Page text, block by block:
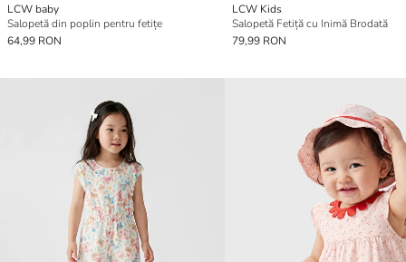
LCW baby
Salopetă din poplin pentru fetițe
64,99 RON
LCW Kids
Salopetă Fetiță cu Inimă Brodată
79,99 RON